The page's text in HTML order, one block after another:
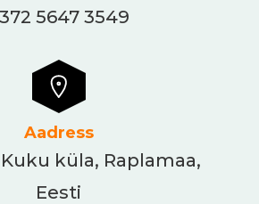
5647 3549
Aadress
küla, Raplamaa,
Eesti